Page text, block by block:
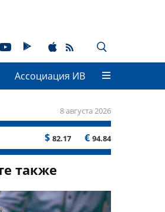
Ассоциация ИВ
8 августа 2026
$ 82.17 € 94.84
также